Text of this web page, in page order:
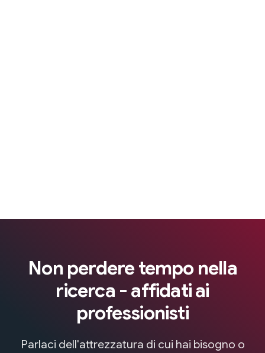
Non perdere tempo nella
ricerca - affidati ai
professionisti
Parlaci dell'attrezzatura di cui hai bisogno o